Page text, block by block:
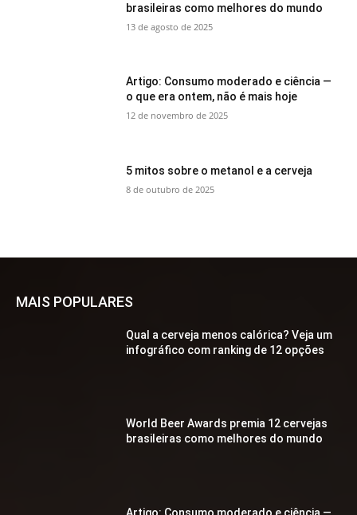
brasileiras como melhores do mundo
13 de agosto de 2025
Artigo: Consumo moderado e ciência —
o que era ontem, não é mais hoje
12 de novembro de 2025
5 mitos sobre o metanol e a cerveja
8 de outubro de 2025
MAIS POPULARES
Qual a cerveja menos calórica? Veja um
infográfico com ranking de 12 opções
World Beer Awards premia 12 cervejas
brasileiras como melhores do mundo